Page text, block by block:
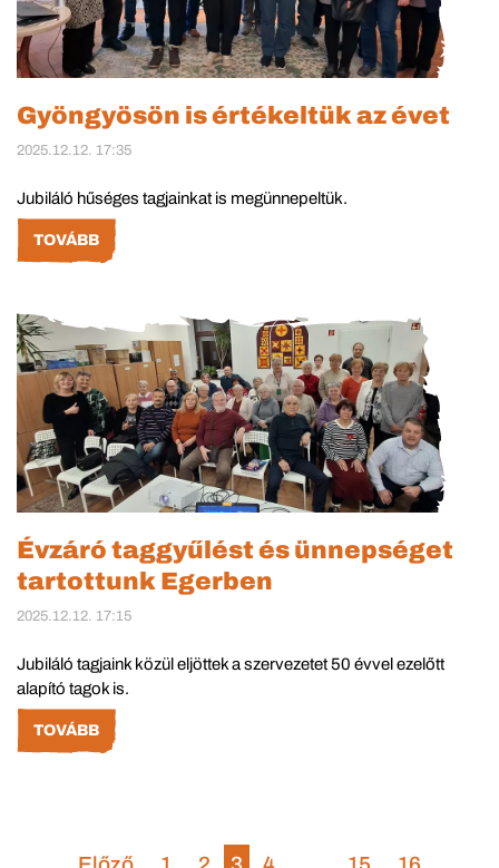
Gyöngyösön is értékeltük az évet
2025.12.12. 17:35
Jubiláló hűséges tagjainkat is megünnepeltük.
TOVÁBB
Évzáró taggyűlést és ünnepséget
tartottunk Egerben
2025.12.12. 17:15
Jubiláló tagjaink közül eljöttek a szervezetet 50 évvel ezelőtt
alapító tagok is.
TOVÁBB